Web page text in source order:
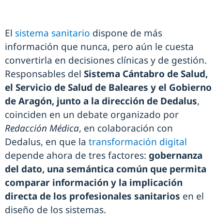
El sistema sanitario dispone de más
información que nunca, pero aún le cuesta
convertirla en decisiones clínicas y de gestión.
Responsables del Sistema Cántabro de Salud,
el Servicio de Salud de Baleares y el Gobierno
de Aragón, junto a la dirección de Dedalus,
coinciden en un debate organizado por
Redacción Médica, en colaboración con
Dedalus, en que la transformación digital
depende ahora de tres factores: gobernanza
del dato, una semántica común que permita
comparar información y la implicación
directa de los profesionales sanitarios en el
diseño de los sistemas.